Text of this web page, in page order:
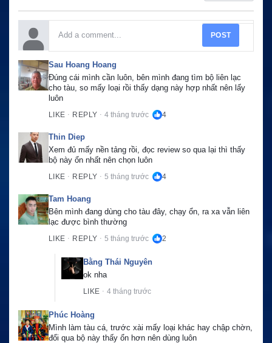
POST
Sau Hoang Hoang
Đúng cái mình cần luôn, bên mình đang tìm bộ liên lạc
cho tàu, so mấy loại rồi thấy dạng này hợp nhất nên lấy
luôn
LIKE · REPLY · 4 tháng trước 4
Thin Diep
Xem đủ mấy nền tảng rồi, đọc review so qua lại thì thấy
bộ này ổn nhất nên chọn luôn
LIKE · REPLY · 5 tháng trước 4
Tam Hoang
Bên mình đang dùng cho tàu đây, chạy ổn, ra xa vẫn liên
lạc được bình thường
LIKE · REPLY · 5 tháng trước 2
Bằng Thái Nguyên
ok nha
LIKE · 4 tháng trước
Phúc Hoàng
Mình làm tàu cá, trước xài mấy loại khác hay chập chờn,
đổi qua bộ này thấy ổn hơn nên dùng luôn